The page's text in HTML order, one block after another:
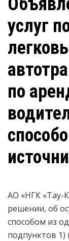
услуг
по
АО «НГК «Тау-
решении, об
способом из
подпунктов 1)